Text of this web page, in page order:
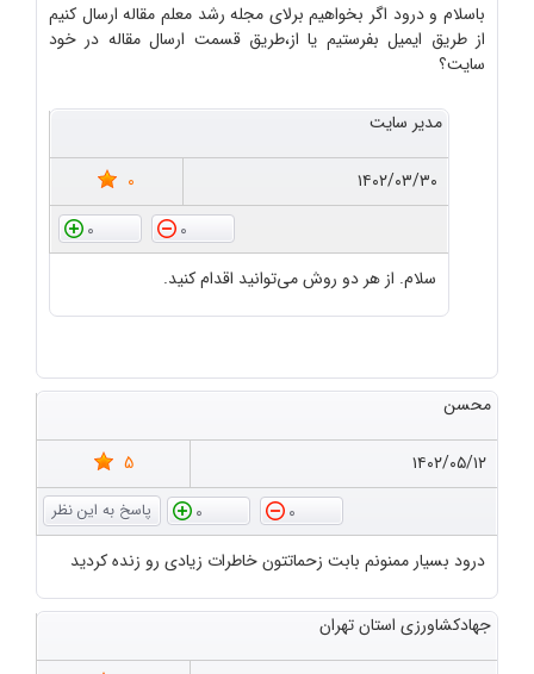
باسلام و درود اگر بخواهیم برلای مجله رشد معلم مقاله ارسال کنیم
از طریق ایمیل بفرستیم یا از،طریق قسمت ارسال مقاله در خود
سایت؟
مدیر سایت
۱۴۰۲/۰۳/۳۰
0
0
0
سلام. از هر دو روش می‌توانید اقدام کنید.
محسن
۱۴۰۲/۰۵/۱۲
5
0
0
درود بسیار ممنونم بابت زحماتتون خاطرات زیادی رو زنده کردید
جهادکشاورزی استان تهران